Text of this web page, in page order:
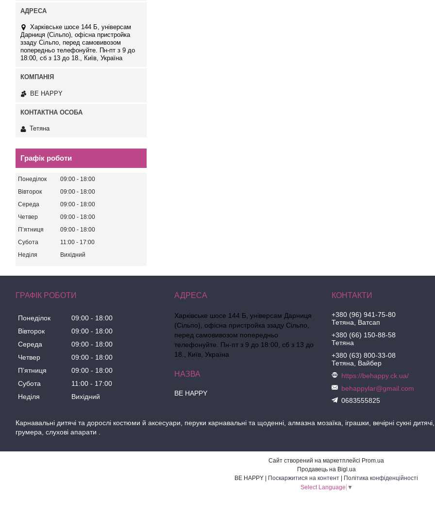
Харківське шосе 144 Б, універсам
Дарниця (Сільпо), офісна пристройка
ззаду Сільпо, перед самовивозом
попередньо телефонуйте. Пн-пт з 9 до
18:00, сб з 13 до 18., Київ, Україна
BE HAPPY
Тетяна
Графік роботи
Понеділок 09:00
18:00
Вівторок
09:00
18:00
Середа
09:00
18:00
Четвер
09:00
18:00
Пʼятниця
09:00
18:00
Субота
11:00
17:00
Неділя
Вихідний
ГРАФІК РОБОТИ
Понеділок 09:00
18:00
Вівторок
09:00
18:00
Середа
09:00
18:00
Четвер
09:00
18:00
Пʼятниця
09:00
18:00
Субота
11:00
17:00
Неділя
Вихідний
Харківське шосе 144 Б, універсам Дарниця
(Сільпо), офісна пристройка ззаду Сільпо,
перед самовивозом попередньо
телефонуйте. Пн-пт з 9 до 18:00, сб з 13 до
18., Київ, Україна
BE HAPPY
+380 (96) 941-75-80
Тетяна, Ватсап
+380 (66) 150-88-58
Тетяна
+380 (63) 800-33-08
Тетяна, Вайбер
https://behappy.ck.ua/
behappylar@gmail.com
0683555825
Карнавальні дитячі та дорослі костюми й аксесуари, перуки карнавальні та щоденні, алмазна мозаїка, іграшки, вечірні сукні
грумера, слухові апарати .
Сайт створений на маркетплейсі Prom.ua
Продавець на Bigl.ua
Поскаржитися на контент
Політика конфіденційності
Select Language ▼